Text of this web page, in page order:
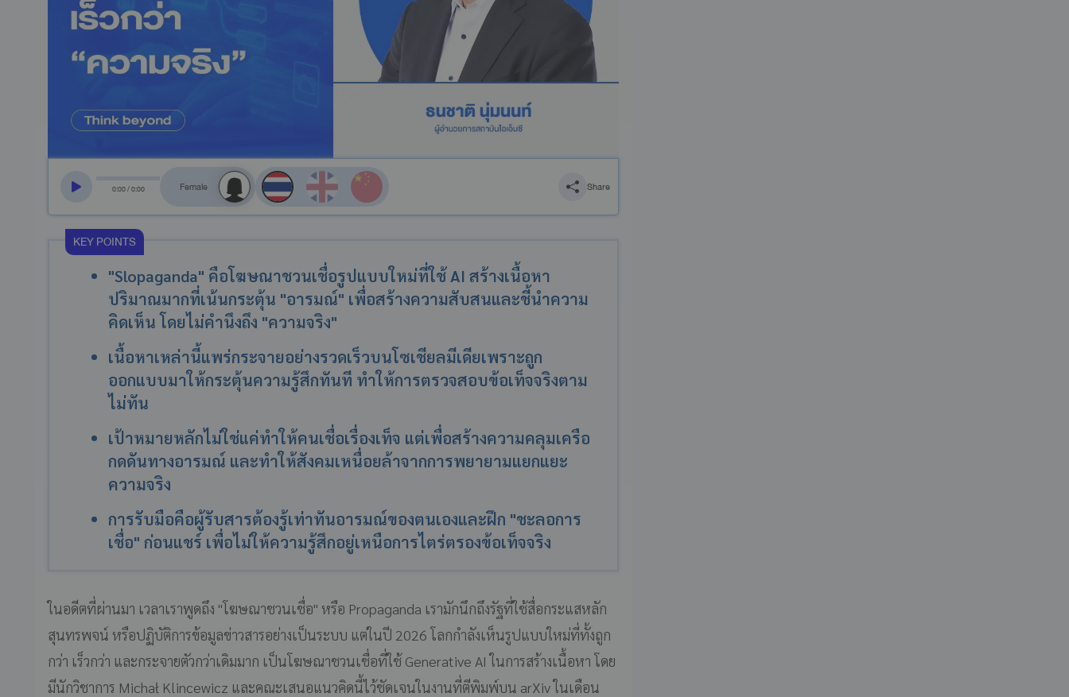
0:00/0:00
สลับเสียงอ่าน
Share
KEY POINTS
"Slopaganda" คือโฆษณาชวนเชื่อรูปแบบใหม่ที่ใช้ AI สร้างเนื้อหา
ปริมาณมากที่เน้นกระตุ้น "อารมณ์" เพื่อสร้างความสับสนและชี้นำความ
คิดเห็น โดยไม่คำนึงถึง "ความจริง"
เนื้อหาเหล่านี้แพร่กระจายอย่างรวดเร็วบนโซเชียลมีเดียเพราะถูก
ออกแบบมาให้กระตุ้นความรู้สึกทันที ทำให้การตรวจสอบข้อเท็จจริงตาม
ไม่ทัน
เป้าหมายหลักไม่ใช่แค่ทำให้คนเชื่อเรื่องเท็จ แต่เพื่อสร้างความคลุมเครือ
กดดันทางอารมณ์ และทำให้สังคมเหนื่อยล้าจากการพยายามแยกแยะ
ความจริง
การรับมือคือผู้รับสารต้องรู้เท่าทันอารมณ์ของตนเองและฝึก "ชะลอการ
เชื่อ" ก่อนแชร์ เพื่อไม่ให้ความรู้สึกอยู่เหนือการไตร่ตรองข้อเท็จจริง
ในอดีตที่ผ่านมา เวลาเราพูดถึง "โฆษณาชวนเชื่อ" หรือ Propaganda เรามักนึกถึงรัฐที่ใช้สื่อกระแสหลัก
สุนทรพจน์ หรือปฏิบัติการข้อมูลข่าวสารอย่างเป็นระบบ แต่ในปี 2026 โลกกำลังเห็นรูปแบบใหม่ที่ทั้งถูก
กว่า เร็วกว่า และกระจายตัวกว่าเดิมมาก เป็นโฆษณาชวนเชื่อที่ใช้ Generative AI ในการสร้างเนื้อหา โดย
มีนักวิชาการ Michał Klincewicz และคณะเสนอแนวคิดนี้ไว้ชัดเจนในงานที่ตีพิมพ์บน arXiv ในเดือน